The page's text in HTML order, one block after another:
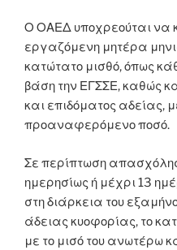
Ο ΟΑΕΔ υποχρεούται να
εργαζόμενη μητέρα
κατώτατο μισθό, όπως
βάση την ΕΓΣΣΕ, καθώς
και επιδόματος αδείας,
προαναφερόμενο ποσό.
Σε περίπτωση
ημερησίως ή μέχρι 13
στη διάρκεια του
άδειας κυοφορίας, το
με το μισό του ανωτέρω